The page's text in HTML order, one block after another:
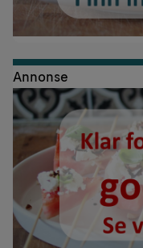
Annonse